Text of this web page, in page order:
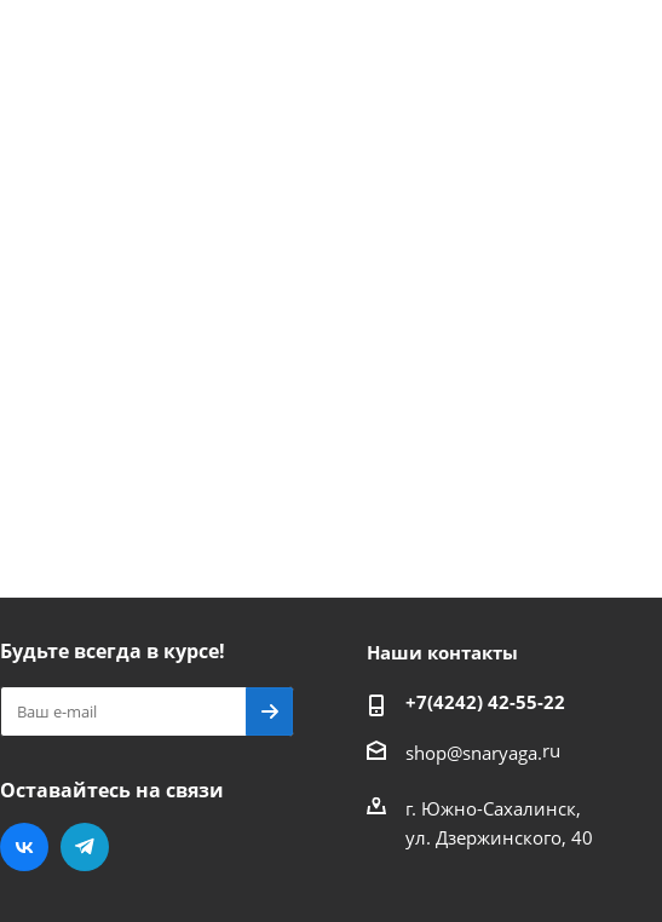
Будьте всегда в курсе!
Оставайтесь на связи
Наши контакты
+7(4242) 42-55-22
shop@snaryaga.ru
г. Южно-Сахалинск,
ул. Дзержинского, 40